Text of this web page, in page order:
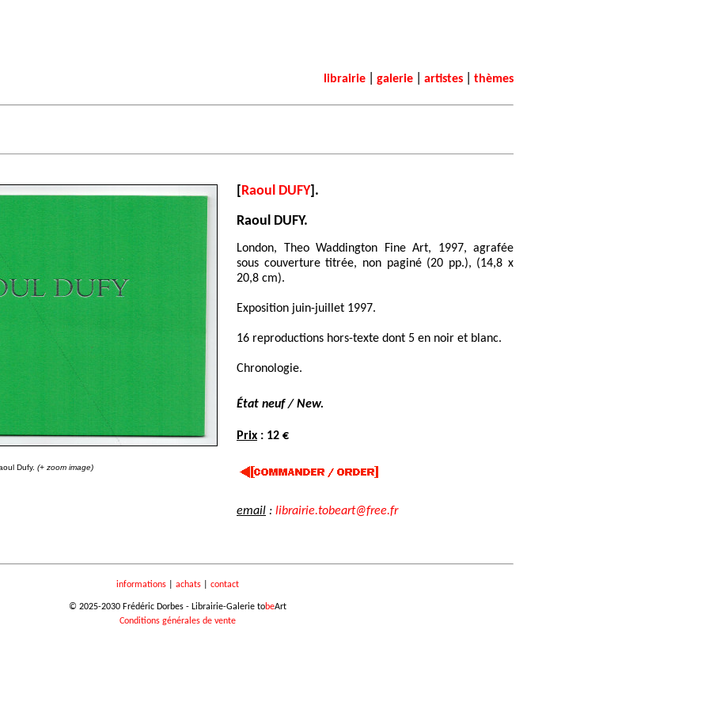
librairie galerie artistes thèmes
Dufy. (+ zoom image)
[Raoul DUFY].
Raoul DUFY.
London, Theo Waddington Fine Art, 1997, agrafée
sous couverture titrée, non paginé (20 pp.), (14,8 x
20,8 cm).
Exposition juin-juillet 1997.
16 reproductions hors-texte dont 5 en noir et blanc.
Chronologie.
État neuf / New.
Prix : 12 €
email : librairie.tobeart@free.fr
informations| achats| contact
© 2025-2030 Frédéric Dorbes - Librairie-Galerie tobeArt
Conditions générales de vente